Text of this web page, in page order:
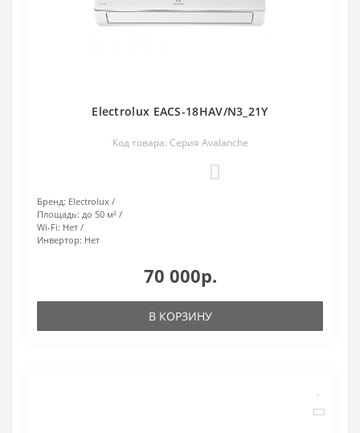
Electrolux EACS-18HAV/N3_21Y
Код товара: Серия Avalanche
Бренд: Electrolux
Площадь: до 50 м²
Wi-Fi: Нет
Инвертор: Нет
70 000р.
В КОРЗИНУ